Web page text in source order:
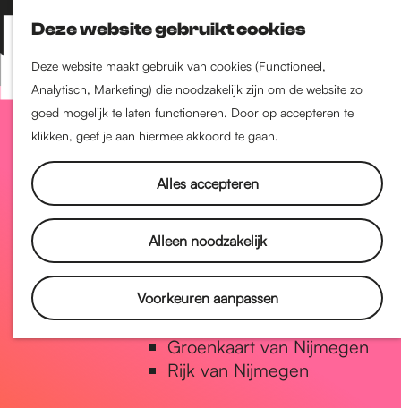
Deze website gebruikt cookies
Deze website maakt gebruik van cookies (Functioneel,
Analytisch, Marketing) die noodzakelijk zijn om de website zo
goed mogelijk te laten functioneren. Door op accepteren te
klikken, geef je aan hiermee akkoord te gaan.
Alles accepteren
Alleen noodzakelijk
Voorkeuren aanpassen
Z
o
e
k
e
K
a
a
r
t
M
e
n
Nijmegen-Nieuw-West
Nijmegen-Oud-West
Dukenburg
Lindenholt
Historie
De oudste stad van
Nederland
Historische tijdlijn
Romeinse Limes
Vrede van Nijmegen Penning
Natuur in Nijmegen
Groenkaart van Nijmegen
Rijk van Nijmegen